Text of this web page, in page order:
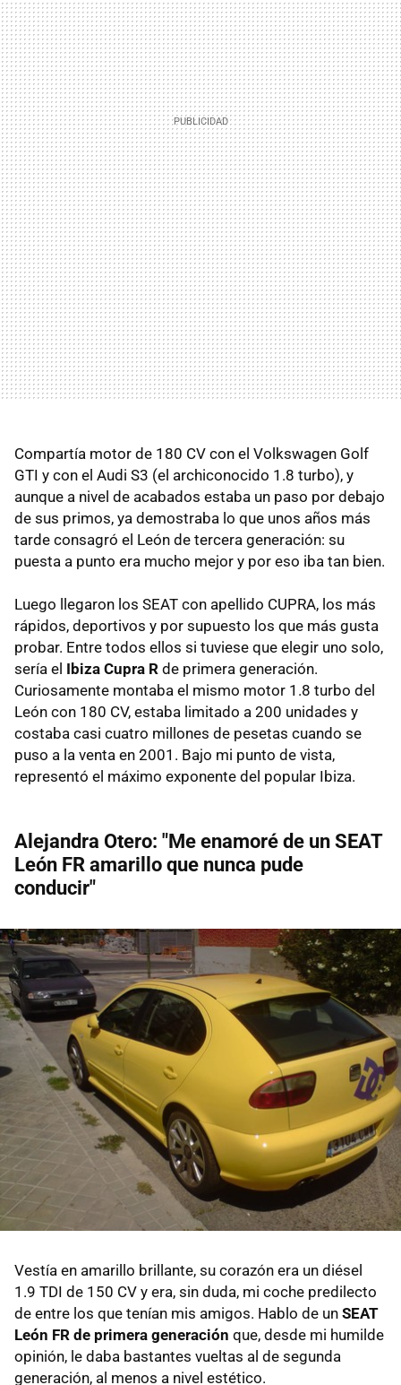
Compartía motor de 180 CV con el Volkswagen Golf
GTI y con el Audi S3 (el archiconocido 1.8 turbo), y
aunque a nivel de acabados estaba un paso por debajo
de sus primos, ya demostraba lo que unos años más
tarde consagró el León de tercera generación: su
puesta a punto era mucho mejor y por eso iba tan bien.
Luego llegaron los SEAT con apellido CUPRA, los más
rápidos, deportivos y por supuesto los que más gusta
probar. Entre todos ellos si tuviese que elegir uno solo,
sería el Ibiza Cupra R de primera generación.
Curiosamente montaba el mismo motor 1.8 turbo del
León con 180 CV, estaba limitado a 200 unidades y
costaba casi cuatro millones de pesetas cuando se
puso a la venta en 2001. Bajo mi punto de vista,
representó el máximo exponente del popular Ibiza.
Alejandra Otero: "Me enamoré de un SEAT
León FR amarillo que nunca pude
conducir"
Vestía en amarillo brillante, su corazón era un diésel
1.9 TDI de 150 CV y era, sin duda, mi coche predilecto
de entre los que tenían mis amigos. Hablo de un SEAT
León FR de primera generación que, desde mi humilde
opinión, le daba bastantes vueltas al de segunda
generación, al menos a nivel estético.